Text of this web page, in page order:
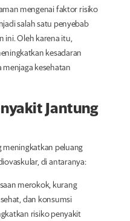
mengenai faktor risiko
salah satu penyebab
ini. Oleh karena itu,
kesadaran
kesehatan
Jantung
meningkatkan peluang
di antaranya:
merokok, kurang
dan konsumsi
risiko penyakit